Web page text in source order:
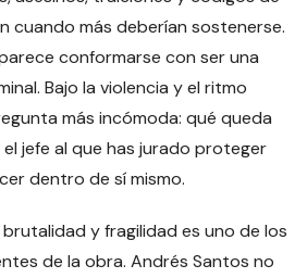
cuando más deberían sostenerse.
conformarse con ser una
Bajo la violencia y el ritmo
más incómoda: qué queda
jefe al que has jurado proteger
dentro de sí mismo.
y fragilidad es uno de los
de la obra. Andrés Santos no